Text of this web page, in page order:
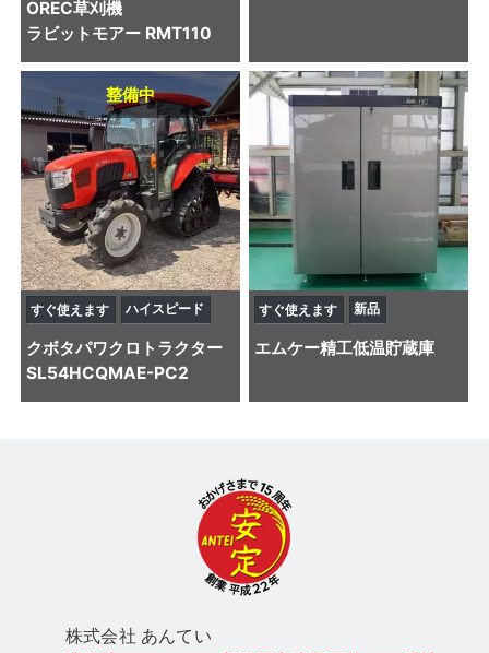
OREC草刈機
ラビットモアー RMT110
整備中
すぐ使えます ハイスピード
クボタパワクロトラクター
SL54HCQMAE-PC2
すぐ使えます 新品
エムケー精工低温貯蔵庫
株式会社 あんてい